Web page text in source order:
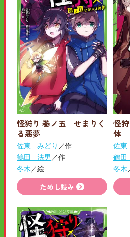
怪狩り 巻ノ五 せまりく
る悪夢
佐東 みどり ／作
鶴田 法男 ／作
冬木 ／絵
ためし読み
怪
体
佐東
鶴
冬木